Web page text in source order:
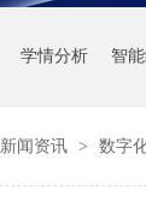
学情分析 智
新闻资讯 > 数字